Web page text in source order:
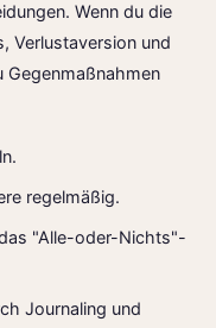
Wenn du die
Verlustaversion und
regelmäßig.
"Alle-oder-Nichts"-
Journaling und